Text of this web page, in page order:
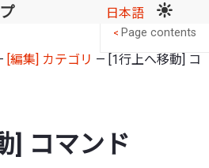
日本語
[編集] カテゴリ — [1行上へ移動] コ
] コマンド
< Page contents